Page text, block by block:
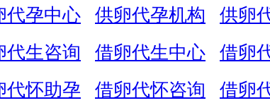
代孕中心
供卵代孕机构 供卵
代生咨询
借卵代生中心 借卵
代怀助孕
借卵代怀咨询 借卵